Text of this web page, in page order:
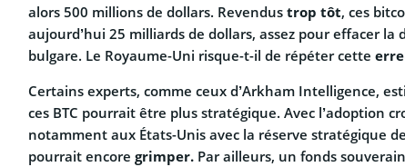
alors 500 millions de dollars. Revendus trop tôt, ces
aujourd’hui 25 milliards de dollars, assez pour effacer la
bulgare. Le Royaume-Uni risque-t-il de répéter cette
Certains experts, comme ceux d’Arkham Intelligence,
ces BTC pourrait être plus stratégique. Avec l’adoption
notamment aux États-Unis avec la réserve stratégique
pourrait encore grimper. Par ailleurs, un fonds